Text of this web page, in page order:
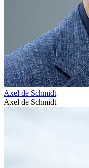
Axel de Schmidt
Axel de Schmidt